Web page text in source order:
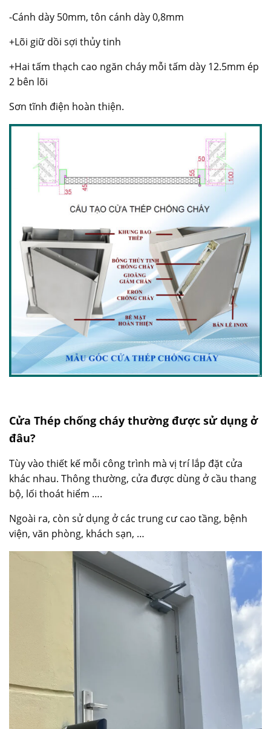
-Cánh dày 50mm, tôn cánh dày 0,8mm
+Lõi giữ dồi sợi thủy tinh
+Hai tấm thạch cao ngăn cháy mỗi tấm dày 12.5mm ép
2 bên lõi
Sơn tĩnh điện hoàn thiện.
Cửa Thép chống cháy thường được sử dụng ở
đâu?
Tùy vào thiết kế mỗi công trình mà vị trí lắp đặt cửa
khác nhau. Thông thường, cửa được dùng ở cầu thang
bộ, lối thoát hiểm ….
Ngoài ra, còn sử dụng ở các trung cư cao tầng, bệnh
viện, văn phòng, khách sạn, …